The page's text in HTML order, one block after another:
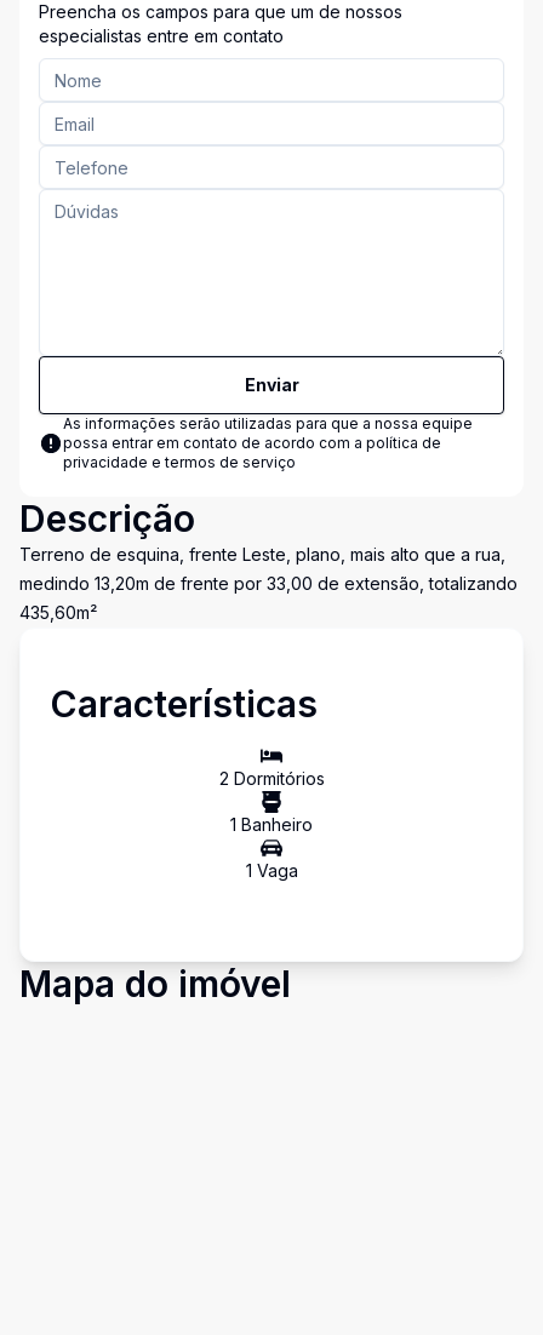
Preencha os campos para que um de nossos
especialistas entre em contato
Enviar
As informações serão utilizadas para que a nossa equipe
possa entrar em contato de acordo com a política de
privacidade e termos de serviço
Descrição
Terreno de esquina, frente Leste, plano, mais alto que a rua,
medindo 13,20m de frente por 33,00 de extensão, totalizando
435,60m²
Características
2 Dormitórios
1 Banheiro
1 Vaga
Mapa do imóvel